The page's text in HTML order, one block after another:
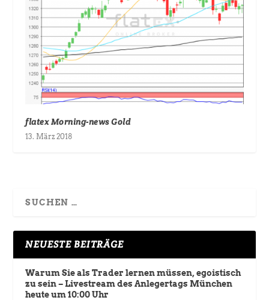
flatex Morning-news Gold
13. März 2018
NEUESTE BEITRÄGE
Warum Sie als Trader lernen müssen, egoistisch
zu sein – Livestream des Anlegertags München
heute um 10:00 Uhr